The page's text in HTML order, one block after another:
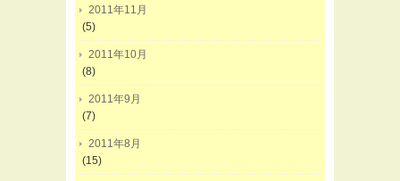
2011年11月
(5)
2011年10月
(8)
2011年9月
(7)
2011年8月
(15)